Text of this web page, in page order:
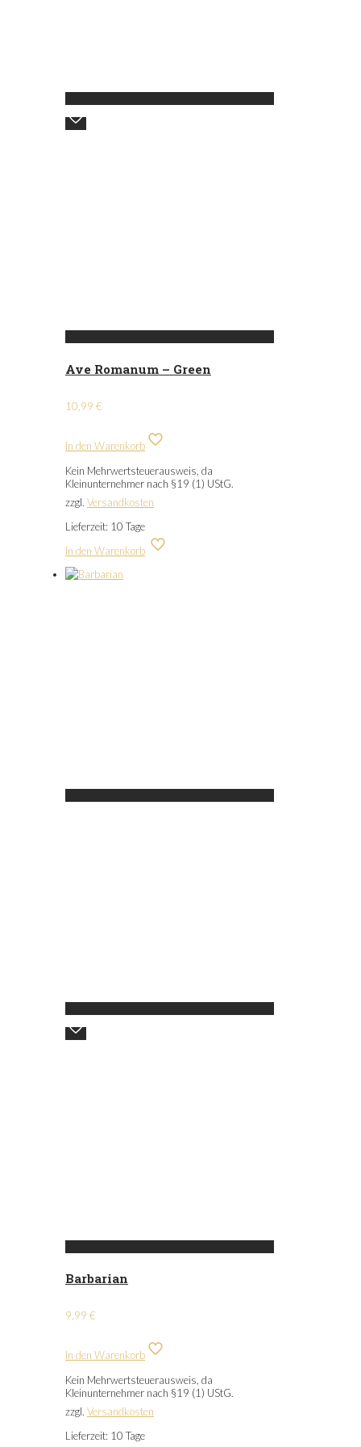
Ave Romanum – Green
10,99 €
In den Warenkorb
Kein Mehrwertsteuerausweis, da
Kleinunternehmer nach §19 (1) UStG.
zzgl. Versandkosten
Lieferzeit: 10 Tage
In den Warenkorb
Barbarian
9,99 €
In den Warenkorb
Kein Mehrwertsteuerausweis, da
Kleinunternehmer nach §19 (1) UStG.
zzgl. Versandkosten
Lieferzeit: 10 Tage